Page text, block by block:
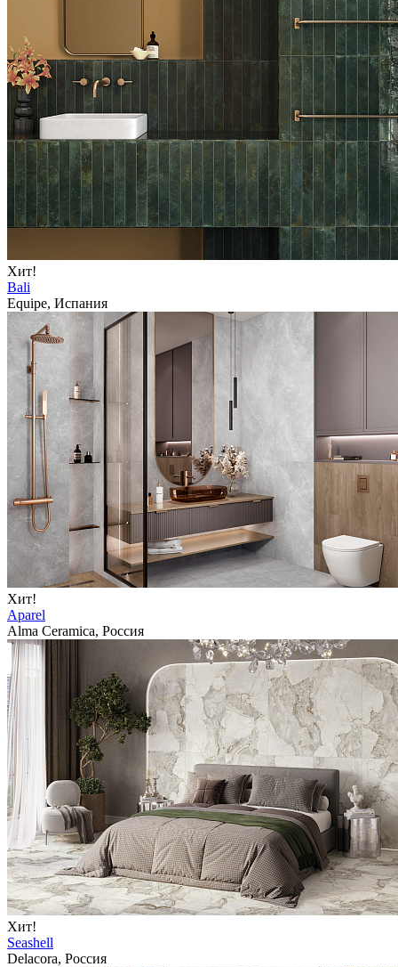
Хит!
Bali
Equipe, Испания
Хит!
Aparel
Alma Ceramica, Россия
Хит!
Seashell
Delacora, Россия